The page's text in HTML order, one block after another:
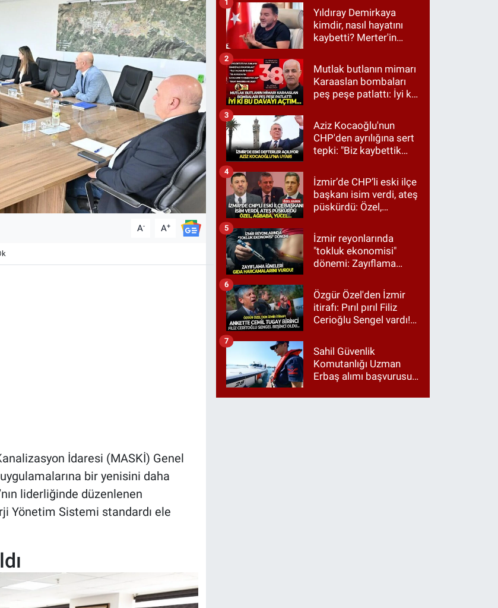
A- A+
İdaresi (MASKİ) Genel
bir yenisini daha
liderliğinde düzenlenen
Yönetim Sistemi standardı ele
Yıldıray Demirkaya
kimdir, nasıl hayatını
kaybetti? Merter'in
mesajı
1
Mutlak butlanın mimarı
Karaaslan bombaları
peş peşe patlattı: İyi ki
2
Aziz Kocaoğlu'nun
CHP'den ayrılığına sert
tepki: "Biz kaybettik
etmedik"
3
İzmir’de CHP’li eski ilçe
başkanı isim verdi, ateş
püskürdü: Özel,
4
İzmir reyonlarında
"tokluk ekonomisi"
dönemi: Zayıflama
harcamalarını vurdu!
5
Özgür Özel'den İzmir
itirafı: Pırıl pırıl Filiz
Cerioğlu Sengel vardı!
Tugay birinci çıktı
6
Sahil Güvenlik
Komutanlığı Uzman
Erbaş alımı başvurusu
başvuru şartları neler?
7